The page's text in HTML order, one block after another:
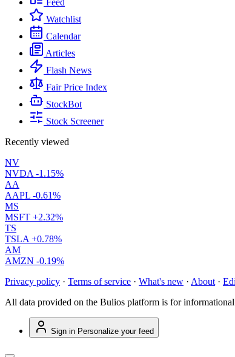
Feed
Watchlist
Calendar
Articles
Flash News
Fair Price Index
StockBot
Stock Screener
Recently viewed
NV
NVDA -1.15%
AA
AAPL -0.61%
MS
MSFT +2.32%
TS
TSLA +0.78%
AM
AMZN -0.19%
Privacy policy · Terms of service · What's new · About ·
All data provided on the Bulios platform is for
Sign in Personalize your feed